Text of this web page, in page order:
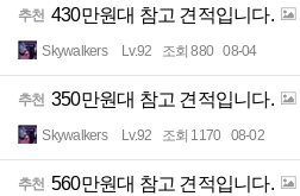
추천 430만원대 참고 견적입니다.
Skywalkers Lv.92 조회 880 08-04
추천 350만원대 참고 견적입니다.
Skywalkers Lv.92 조회 1170 08-02
추천 560만원대 참고 견적입니다.